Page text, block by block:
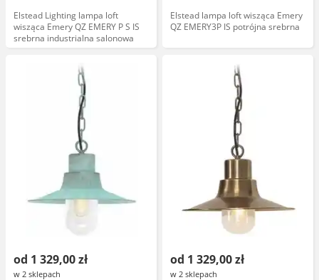
Elstead Lighting lampa loft
wisząca Emery QZ EMERY P S IS
srebrna industrialna salonowa
Elstead lampa loft wisząca Emery
QZ EMERY3P IS potrójna srebrna
od 1 329,00 zł
w 2 sklepach
od 1 329,00 zł
w 2 sklepach